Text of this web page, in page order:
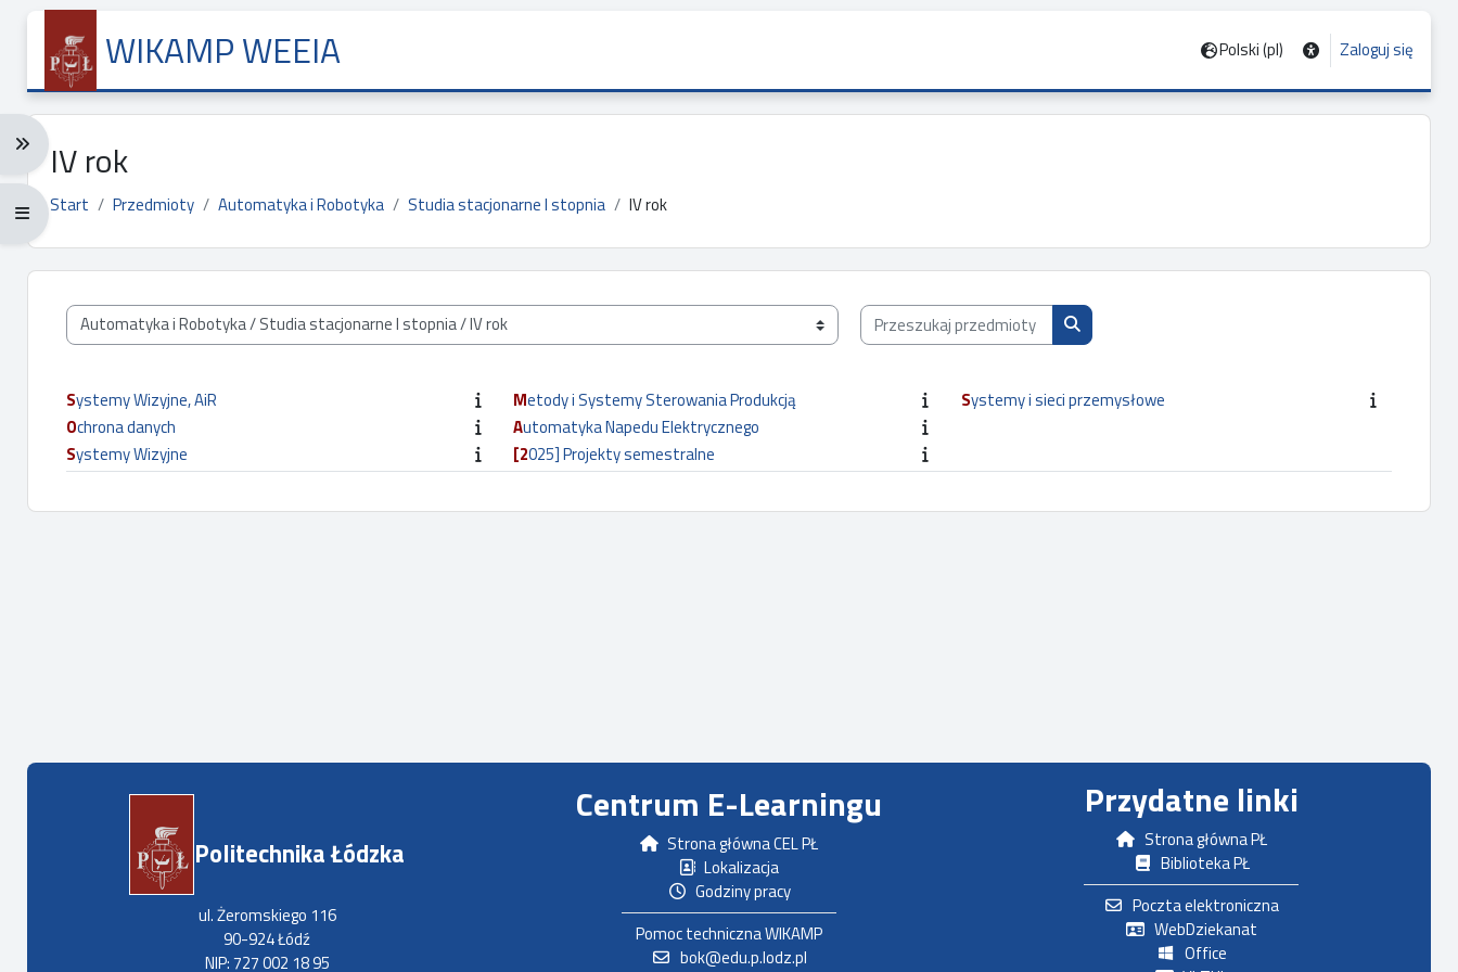
WIKAMP WEEIA Polski ‎(pl)‎ Zaloguj się
Rozwiń menu nawigacji: Ctrl + Alt + →
Rozwiń menu pełnoekranowe: Ctrl + Alt + f
IV rok
Start Przedmioty Automatyka i Robotyka Studia stacjonarne I stopnia IV rok
Kategorie przedmiotów
Przeszukaj przedmioty wg nazwy, opisu lub prowadzącego
Przeszukaj przedmioty wg nazwy, opisu lub
Systemy Wizyjne, AiR
Ochrona danych
Systemy Wizyjne
Metody i Systemy Sterowania Produkcją
Automatyka Napedu Elektrycznego
[2025] Projekty semestralne
Systemy i sieci przemysłowe
Politechnika Łódzka
ul. Żeromskiego 116
90-924 Łódź
NIP: 727 002 18 95
Centrum E-Learningu
Strona główna CEL PŁ
Lokalizacja
Godziny pracy
Pomoc techniczna WIKAMP
bok@edu.p.lodz.pl
Przydatne linki
Strona główna PŁ
Biblioteka PŁ
Poczta elektroniczna
WebDziekanat
Office